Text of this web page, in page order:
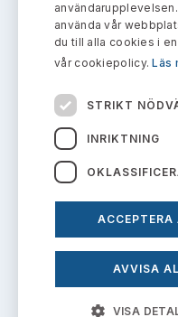
Publikationer och
Prenumerera
Address: Box
Om innehållet
Om webbplatsen
Prenumerera på
använda vår
du till alla cookies i
vår cookiepolicy.Läs
STRIKT
INRIKTNING
ACCEPTERA
AVVISA
VISA